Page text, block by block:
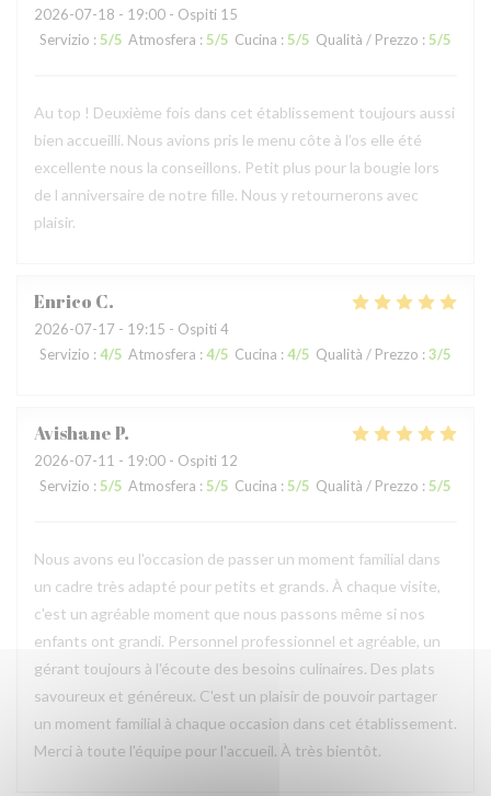
2026-07-18 - 19:00 - Ospiti 15
Servizio : 5/5 Atmosfera : 5/5 Cucina : 5/5 Qualità / Prezzo : 5/5
Au top ! Deuxième fois dans cet établissement toujours aussi
bien accueilli. Nous avions pris le menu côte à l’os elle été
excellente nous la conseillons. Petit plus pour la bougie lors
de l anniversaire de notre fille. Nous y retournerons avec
plaisir.
Enrico C
2026-07-17 - 19:15 - Ospiti 4
Servizio : 4/5 Atmosfera : 4/5 Cucina : 4/5 Qualità / Prezzo : 3/5
AvishaneP
2026-07-11 - 19:00 - Ospiti 12
Servizio : 5/5 Atmosfera : 5/5 Cucina : 5/5 Qualità / Prezzo : 5/5
Nous avons eu l'occasion de passer un moment familial dans
un cadre très adapté pour petits et grands. À chaque visite,
c'est un agréable moment que nous passons même si nos
enfants ont grandi. Personnel professionnel et agréable, un
gérant toujours à l'écoute des besoins culinaires. Des plats
savoureux et généreux. C'est un plaisir de pouvoir partager
un moment familial à chaque occasion dans cet établissement.
Merci à toute l'équipe pour l'accueil. À très bientôt.